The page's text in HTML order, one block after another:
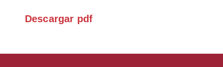
Descargar pdf